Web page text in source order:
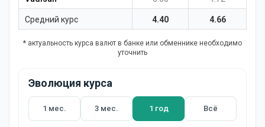
Средний курс 4.40 4.66
* актуальность курса валют в банке или обменнике необходимо
уточнить
Эволюция курса
1 мес. 3 мес. 1 год Всё